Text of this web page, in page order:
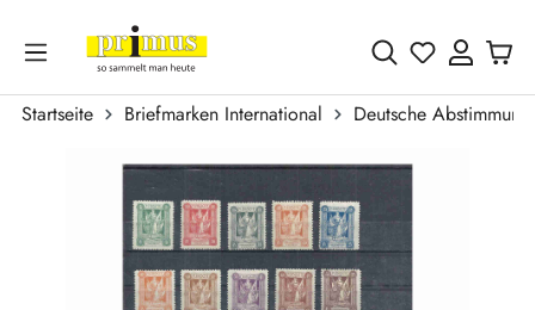
Zum Hauptinhalt springen
Du hast 0
Startseite Briefmarken International
Deutsche
Bildergalerie überspringen